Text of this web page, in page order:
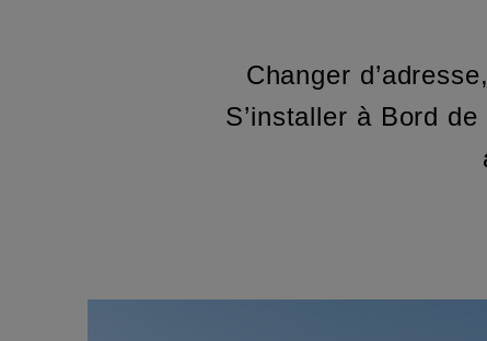
Changer
S’installer à Bord